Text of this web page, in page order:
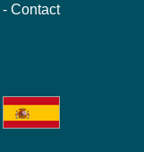
- Contact